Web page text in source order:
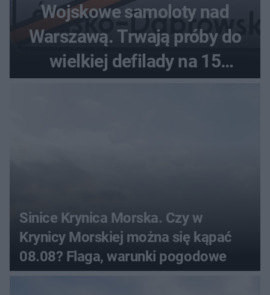
Wojskowe samoloty nad
Warszawą. Trwają próby do
wielkiej defilady na 15
sierpnia
Sinice Krynica Morska. Czy w
Krynicy Morskiej można się kąpać
08.08? Flaga, warunki pogodowe